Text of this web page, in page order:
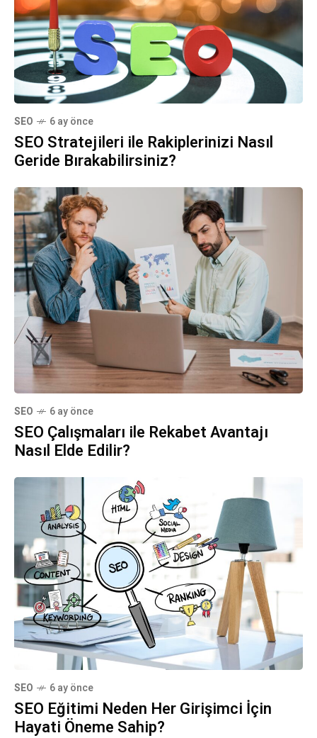
SEO 6 ay önce
SEO Stratejileri ile Rakiplerinizi Nasıl
Geride Bırakabilirsiniz?
SEO 6 ay önce
SEO Çalışmaları ile Rekabet Avantajı
Nasıl Elde Edilir?
SEO 6 ay önce
SEO Eğitimi Neden Her Girişimci İçin
Hayati Öneme Sahip?